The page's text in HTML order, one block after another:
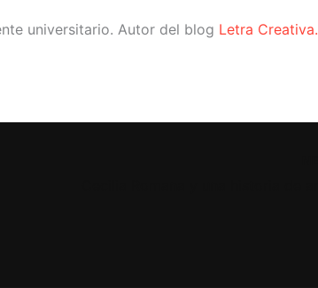
universitario. Autor del blog Letra Creativa.